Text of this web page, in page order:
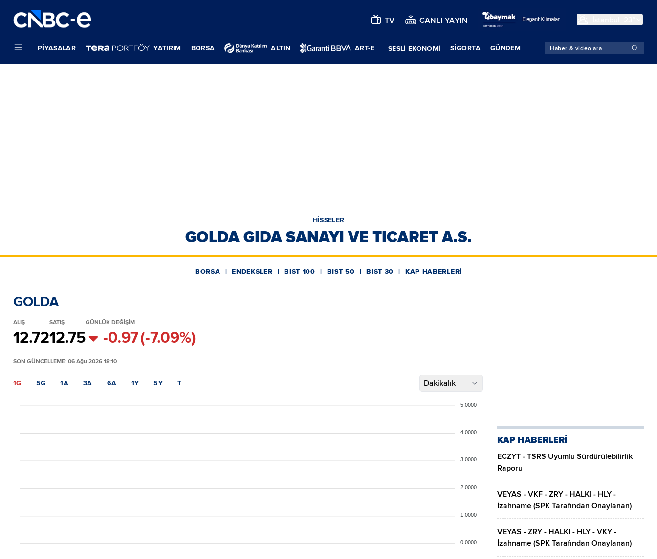
TV CANLI YAYIN
PIYASALAR YATIRIM BORSA ALTIN ART-E SESLİ EKONOMİ SIGORTA GÜNDEM
HİSSELER
GOLDA GIDA SANAYI VE TICARET A.S.
BORSA ENDEKSLER BIST 100 BIST 50 BIST 30 KAP HABERLERİ
GOLDA
ALIŞ
12.72
SATIŞ
12.75
GÜNLÜK DEĞİŞİM
-0.97(-7.09%)
SON GÜNCELLEME: 06 Ağu 2026 18:10
1G 5G 1A 3A 6A 1Y 5Y T Dakikalık
5.0000
4.0000
3.0000
2.0000
1.0000
0.0000
KAP HABERLERİ
ECZYT - TSRS Uyumlu Sürdürülebilirlik
Raporu
VEYAS - VKF - ZRY - HALKI - HLY -
İzahname (SPK Tarafından Onaylanan)
VEYAS - ZRY - HALKI - HLY - VKY -
İzahname (SPK Tarafından Onaylanan)